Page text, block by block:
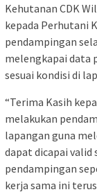
Kehutanan CDK
kepada Perhutani
pendampingan
melengkapai data
sesuai kondisi di
“Terima Kasih
melakukan
lapangan guna
dapat dicapai valid
pendampingan
kerja sama ini